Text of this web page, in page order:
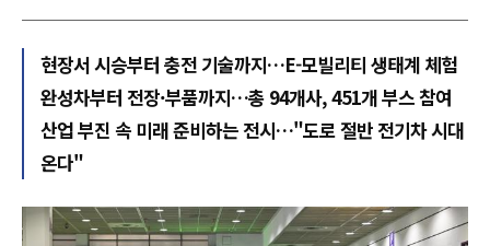
현장서 시승부터 충전 기술까지…E-모빌리티 생태계 체험
완성차부터 전장·부품까지…총 94개사, 451개 부스 참여
산업 부진 속 미래 준비하는 전시…"도로 절반 전기차 시대
온다"